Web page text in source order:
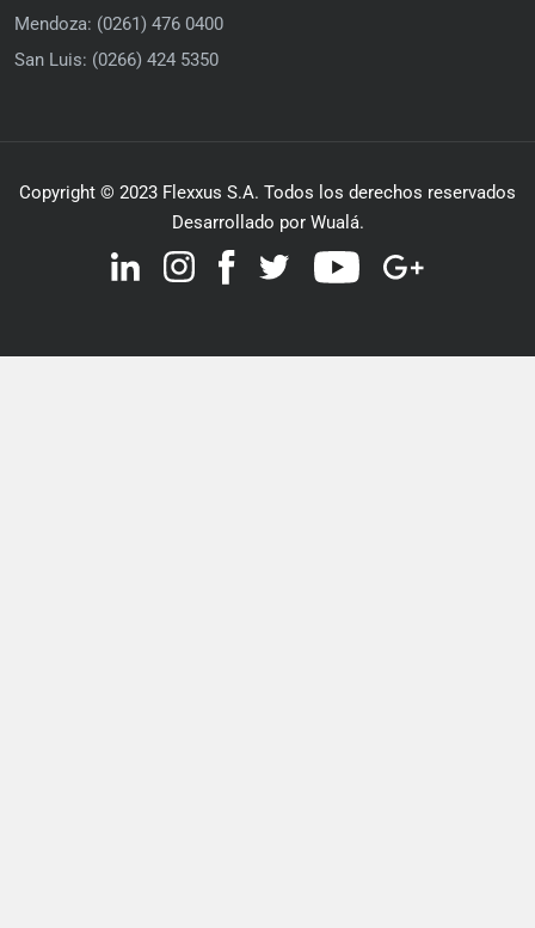
Mendoza: (0261) 476 0400
San Luis: (0266) 424 5350
Copyright © 2023 Flexxus S.A. Todos los derechos reservados
Desarrollado por Wualá.